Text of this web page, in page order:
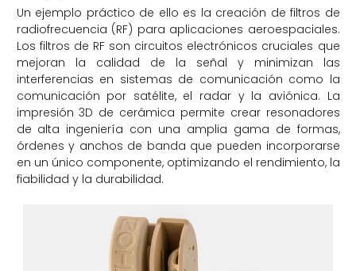
Un ejemplo práctico de ello es la creación de filtros de
radiofrecuencia (RF) para aplicaciones aeroespaciales.
Los filtros de RF son circuitos electrónicos cruciales que
mejoran la calidad de la señal y minimizan las
interferencias en sistemas de comunicación como la
comunicación por satélite, el radar y la aviónica. La
impresión 3D de cerámica permite crear resonadores
de alta ingeniería con una amplia gama de formas,
órdenes y anchos de banda que pueden incorporarse
en un único componente, optimizando el rendimiento, la
fiabilidad y la durabilidad.